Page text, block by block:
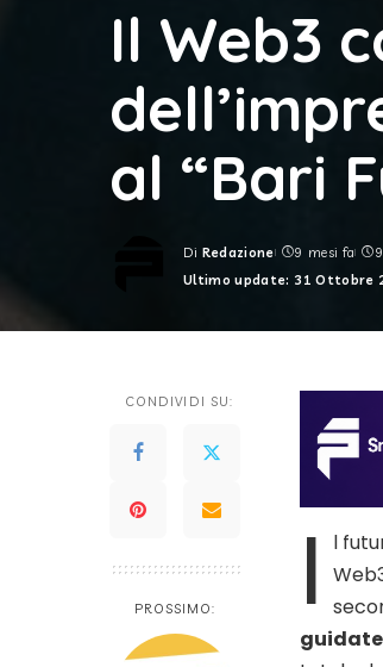
Il Web3
al “Bari
Posted
by
Di Redazione 9 mesi fa
Ultimo update: 31 Ottobre
CONDIVIDI SU:
PROSSIMO: I
l
guidate